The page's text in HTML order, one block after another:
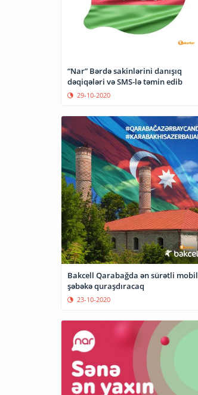
“Nar” Bərdə sakinlərini danışıq
dəqiqələri və SMS-lə təmin edib
29-10-2020
Bakcell Qarabağda ən sürətli mobil
şəbəkə quraşdıracaq
23-10-2020